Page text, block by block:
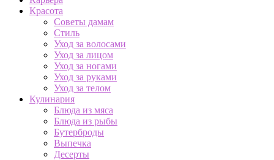
Красота
Советы дамам
Стиль
Уход за волосами
Уход за лицом
Уход за ногами
Уход за руками
Уход за телом
Кулинария
Блюда из мяса
Блюда из рыбы
Бутерброды
Выпечка
Десерты